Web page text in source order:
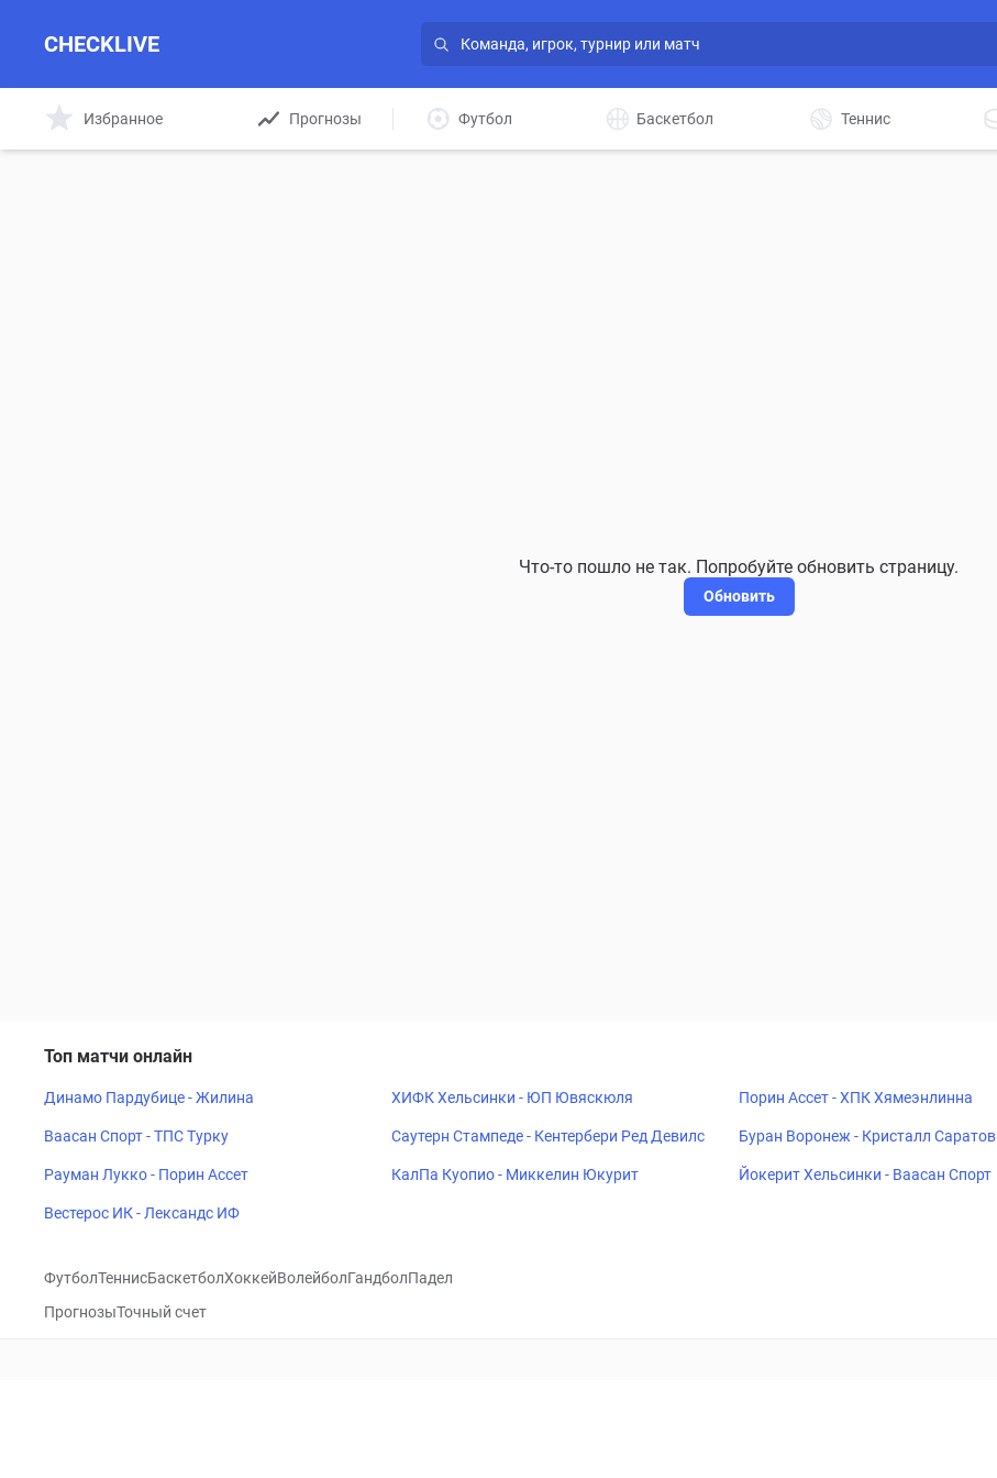
CHECKLIVE
Избранное Прогнозы Футбол Баскетбол Теннис
Что-то пошло не так. Попробуйте обновить страницу.
Обновить
Топ матчи онлайн
Динамо Пардубице - Жилина ХИФК Хельсинки - ЮП Ювяскюля Порин Ассет - ХПК Хямеэнлинна
Ваасан Спорт - ТПС Турку Саутерн Стампеде - Кентербери Ред Девилс Буран Воронеж - Кристалл Саратов
Рауман Лукко - Порин Ассет КалПа Куопио - Миккелин Юкурит Йокерит Хельсинки - Ваасан Спорт
Вестерос ИК - Лександс ИФ
ФутболТеннисБаскетболХоккейВолейболГандболПадел
ПрогнозыТочный счет